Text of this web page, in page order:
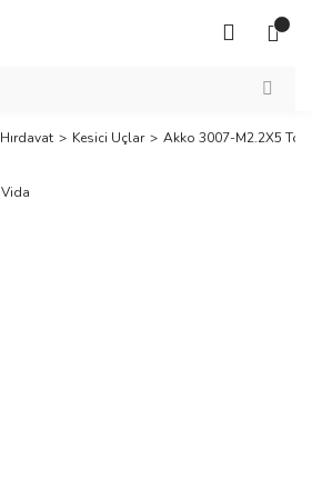
Hırdavat Kesici Uçlar Akko 3007-M2.2X5